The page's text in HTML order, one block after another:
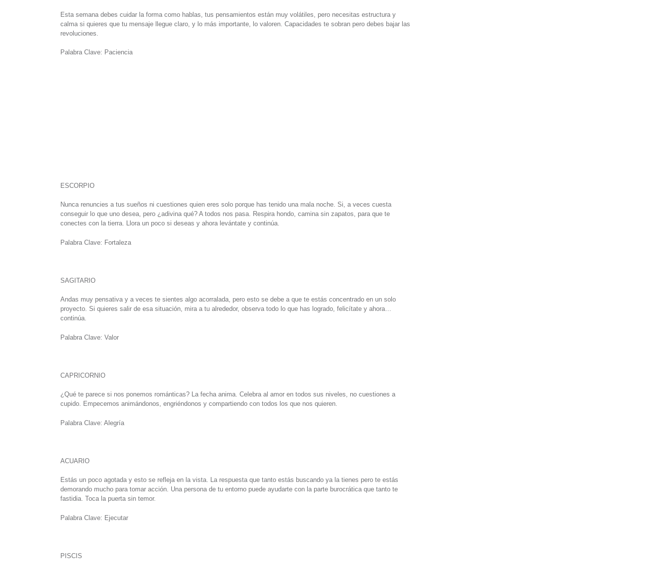
Esta semana debes cuidar la forma como hablas, tus pensamientos están muy volátiles, pero necesitas estructura y
calma si quieres que tu mensaje llegue claro, y lo más importante, lo valoren. Capacidades te sobran pero debes bajar las
revoluciones.
Palabra Clave: Paciencia
ESCORPIO
Nunca renuncies a tus sueños ni cuestiones quien eres solo porque has tenido una mala noche. Si, a veces cuesta
conseguir lo que uno desea, pero ¿adivina qué? A todos nos pasa. Respira hondo, camina sin zapatos, para que te
conectes con la tierra. Llora un poco si deseas y ahora levántate y continúa.
Palabra Clave: Fortaleza
SAGITARIO
Andas muy pensativa y a veces te sientes algo acorralada, pero esto se debe a que te estás concentrado en un solo
proyecto. Si quieres salir de esa situación, mira a tu alrededor, observa todo lo que has logrado, felicítate y ahora…
continúa.
Palabra Clave: Valor
CAPRICORNIO
¿Qué te parece si nos ponemos románticas? La fecha anima. Celebra al amor en todos sus niveles, no cuestiones a
cupido. Empecemos animándonos, engriéndonos y compartiendo con todos los que nos quieren.
Palabra Clave: Alegría
ACUARIO
Estás un poco agotada y esto se refleja en la vista. La respuesta que tanto estás buscando ya la tienes pero te estás
demorando mucho para tomar acción. Una persona de tu entorno puede ayudarte con la parte burocrática que tanto te
fastidia. Toca la puerta sin temor.
Palabra Clave: Ejecutar
PISCIS